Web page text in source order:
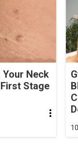
Your Neck
Stage